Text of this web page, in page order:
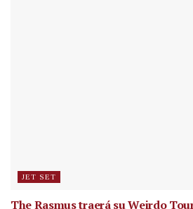
JET SET
The Rasmus traerá su Weirdo